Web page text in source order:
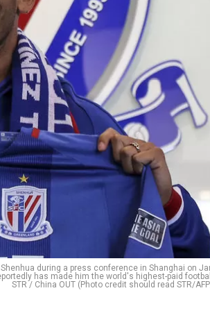
during a press conference in Shanghai on
has made him the world's highest-paid
STR / China OUT (Photo credit should read STR/